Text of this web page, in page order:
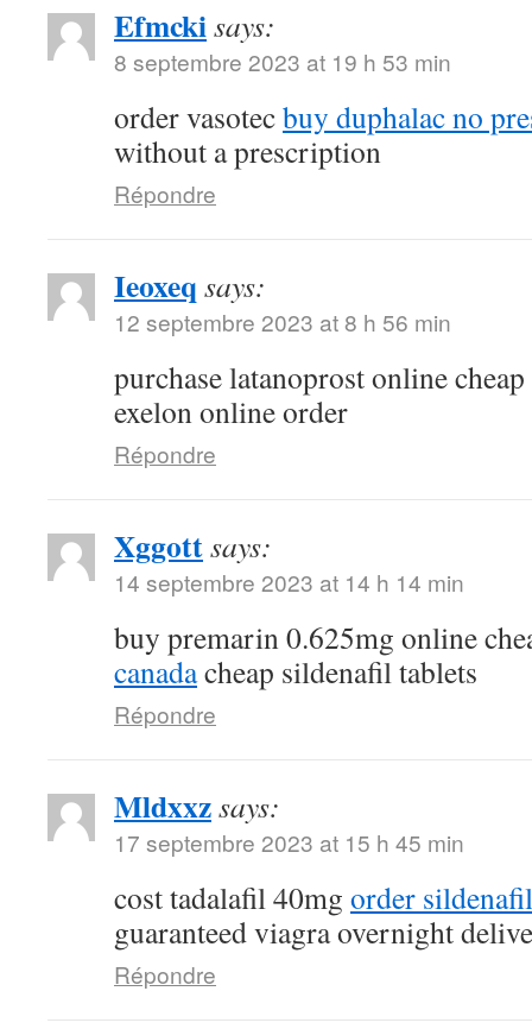
Efmckisays:
8 septembre 2023 at 19 h 53 min
order vasotecbuy duphalac no
without a prescription
Répondre
Ieoxeq says:
12 septembre 2023 at 8 h 56 min
purchase latanoprost online cheap
exelon online order
Répondre
Xggottsays:
14 septembre 2023 at 14 h 14 min
buy premarin 0.625mg online
canadacheap sildenafil tablets
Répondre
Mldxxzsays:
17 septembre 2023 at 15 h 45 min
cost tadalafil 40mg order
guaranteed viagra overnight
Répondre